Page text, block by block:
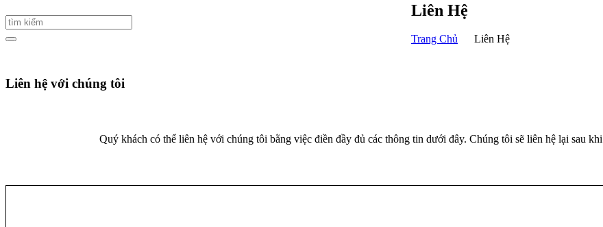
Liên Hệ
Trang Chủ Liên Hệ
Liên hệ với chúng tôi
Quý khách có thể liên hệ với chúng tôi bằng việc điền đầy đủ các thông tin dưới đây. Chúng tôi sẽ liên hệ lại sau